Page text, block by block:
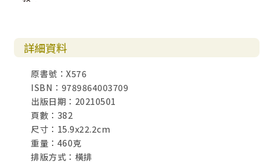
詳細資料
原書號：X576
ISBN：9789864003709
出版日期：20210501
頁數：382
尺寸：15.9x22.2cm
重量：460克
排版方式：橫排